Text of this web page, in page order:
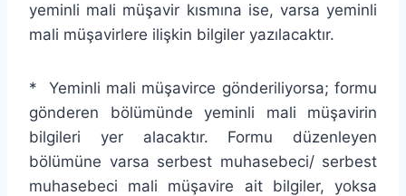
yeminli mali müşavir kısmına ise, varsa yeminli
mali müşavirlere ilişkin bilgiler yazılacaktır.
* Yeminli mali müşavirce gönderiliyorsa; formu
gönderen bölümünde yeminli mali müşavirin
bilgileri yer alacaktır. Formu düzenleyen
bölümüne varsa serbest muhasebeci/ serbest
muhasebeci mali müşavire ait bilgiler, yoksa